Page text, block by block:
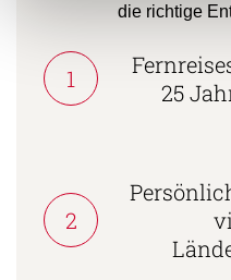
die richtige
1
25
2